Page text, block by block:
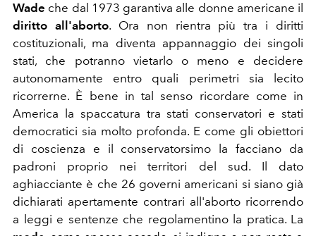
Wade che dal 1973 garantiva alle donne americane il
diritto all'aborto. Ora non rientra più tra i diritti
costituzionali, ma diventa appannaggio dei singoli
stati, che potranno vietarlo o meno e decidere
autonomamente entro quali perimetri sia lecito
ricorrerne. È bene in tal senso ricordare come in
America la spaccatura tra stati conservatori e stati
democratici sia molto profonda. E come gli obiettori
di coscienza e il conservatorsimo la facciano da
padroni proprio nei territori del sud. Il dato
aghiacciante è che 26 governi americani si siano già
dichiarati apertamente contrari all'aborto ricorrendo
a leggi e sentenze che regolamentino la pratica. La